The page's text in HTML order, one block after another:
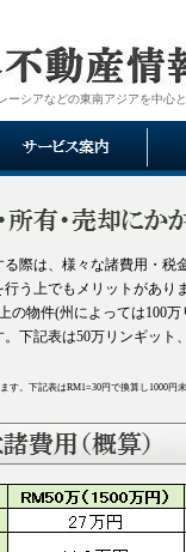
ーシアなどの東南アジアを中心
際は、様々な諸費用・税
う上でもメリットがあ
の物件(州によっては100
下記表は50万リンギット
。下記表はRM1=30円で換算し1000円